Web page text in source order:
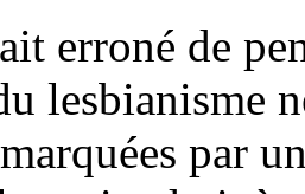
erroné de
lesbianisme
par